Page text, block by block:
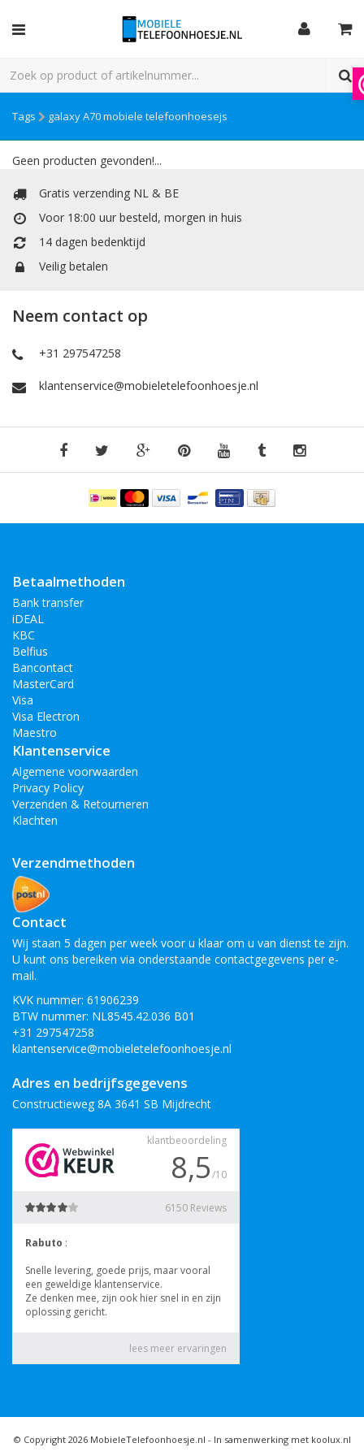
Tags galaxy A70 mobiele telefoonhoesejs
Geen producten gevonden!...
Gratis verzending NL & BE
Voor 18:00 uur besteld, morgen in huis
14 dagen bedenktijd
Veilig betalen
Neem contact op
+31 297547258
klantenservice@mobieletelefoonhoesje.nl
Betaalmethoden
Bank transfer
iDEAL
KBC
Belfius
Bancontact
MasterCard
Visa
Visa Electron
Maestro
Klantenservice
Algemene voorwaarden
Privacy Policy
Verzenden & Retourneren
Klachten
Verzendmethoden
Contact
Wij staan 5 dagen per week voor u klaar om u van dienst te zijn.
U kunt ons bereiken via onderstaande contactgegevens per e-
mail.
KVK nummer: 61906239
BTW nummer: NL8545.42.036 B01
+31 297547258
klantenservice@mobieletelefoonhoesje.nl
Adres en bedrijfsgegevens
Constructieweg 8A 3641 SB Mijdrecht
© Copyright 2026 MobieleTelefoonhoesje.nl - In samenwerking met koolux.nl